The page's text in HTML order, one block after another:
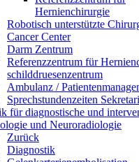
Hernienchirurgie
Robotisch unterstützte
Cancer Center
Darm Zentrum
Referenzzentrum für
schilddruesenzentrum
Ambulanz /
Sprechstundenzeiten
für diagnostische und
und Neuroradiologie
Zurück
Diagnostik